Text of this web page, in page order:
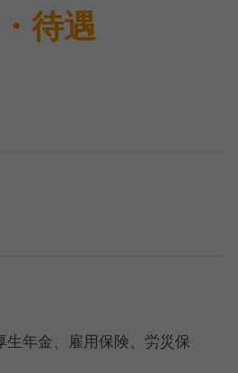
待遇
生年金、雇用保険、労災保